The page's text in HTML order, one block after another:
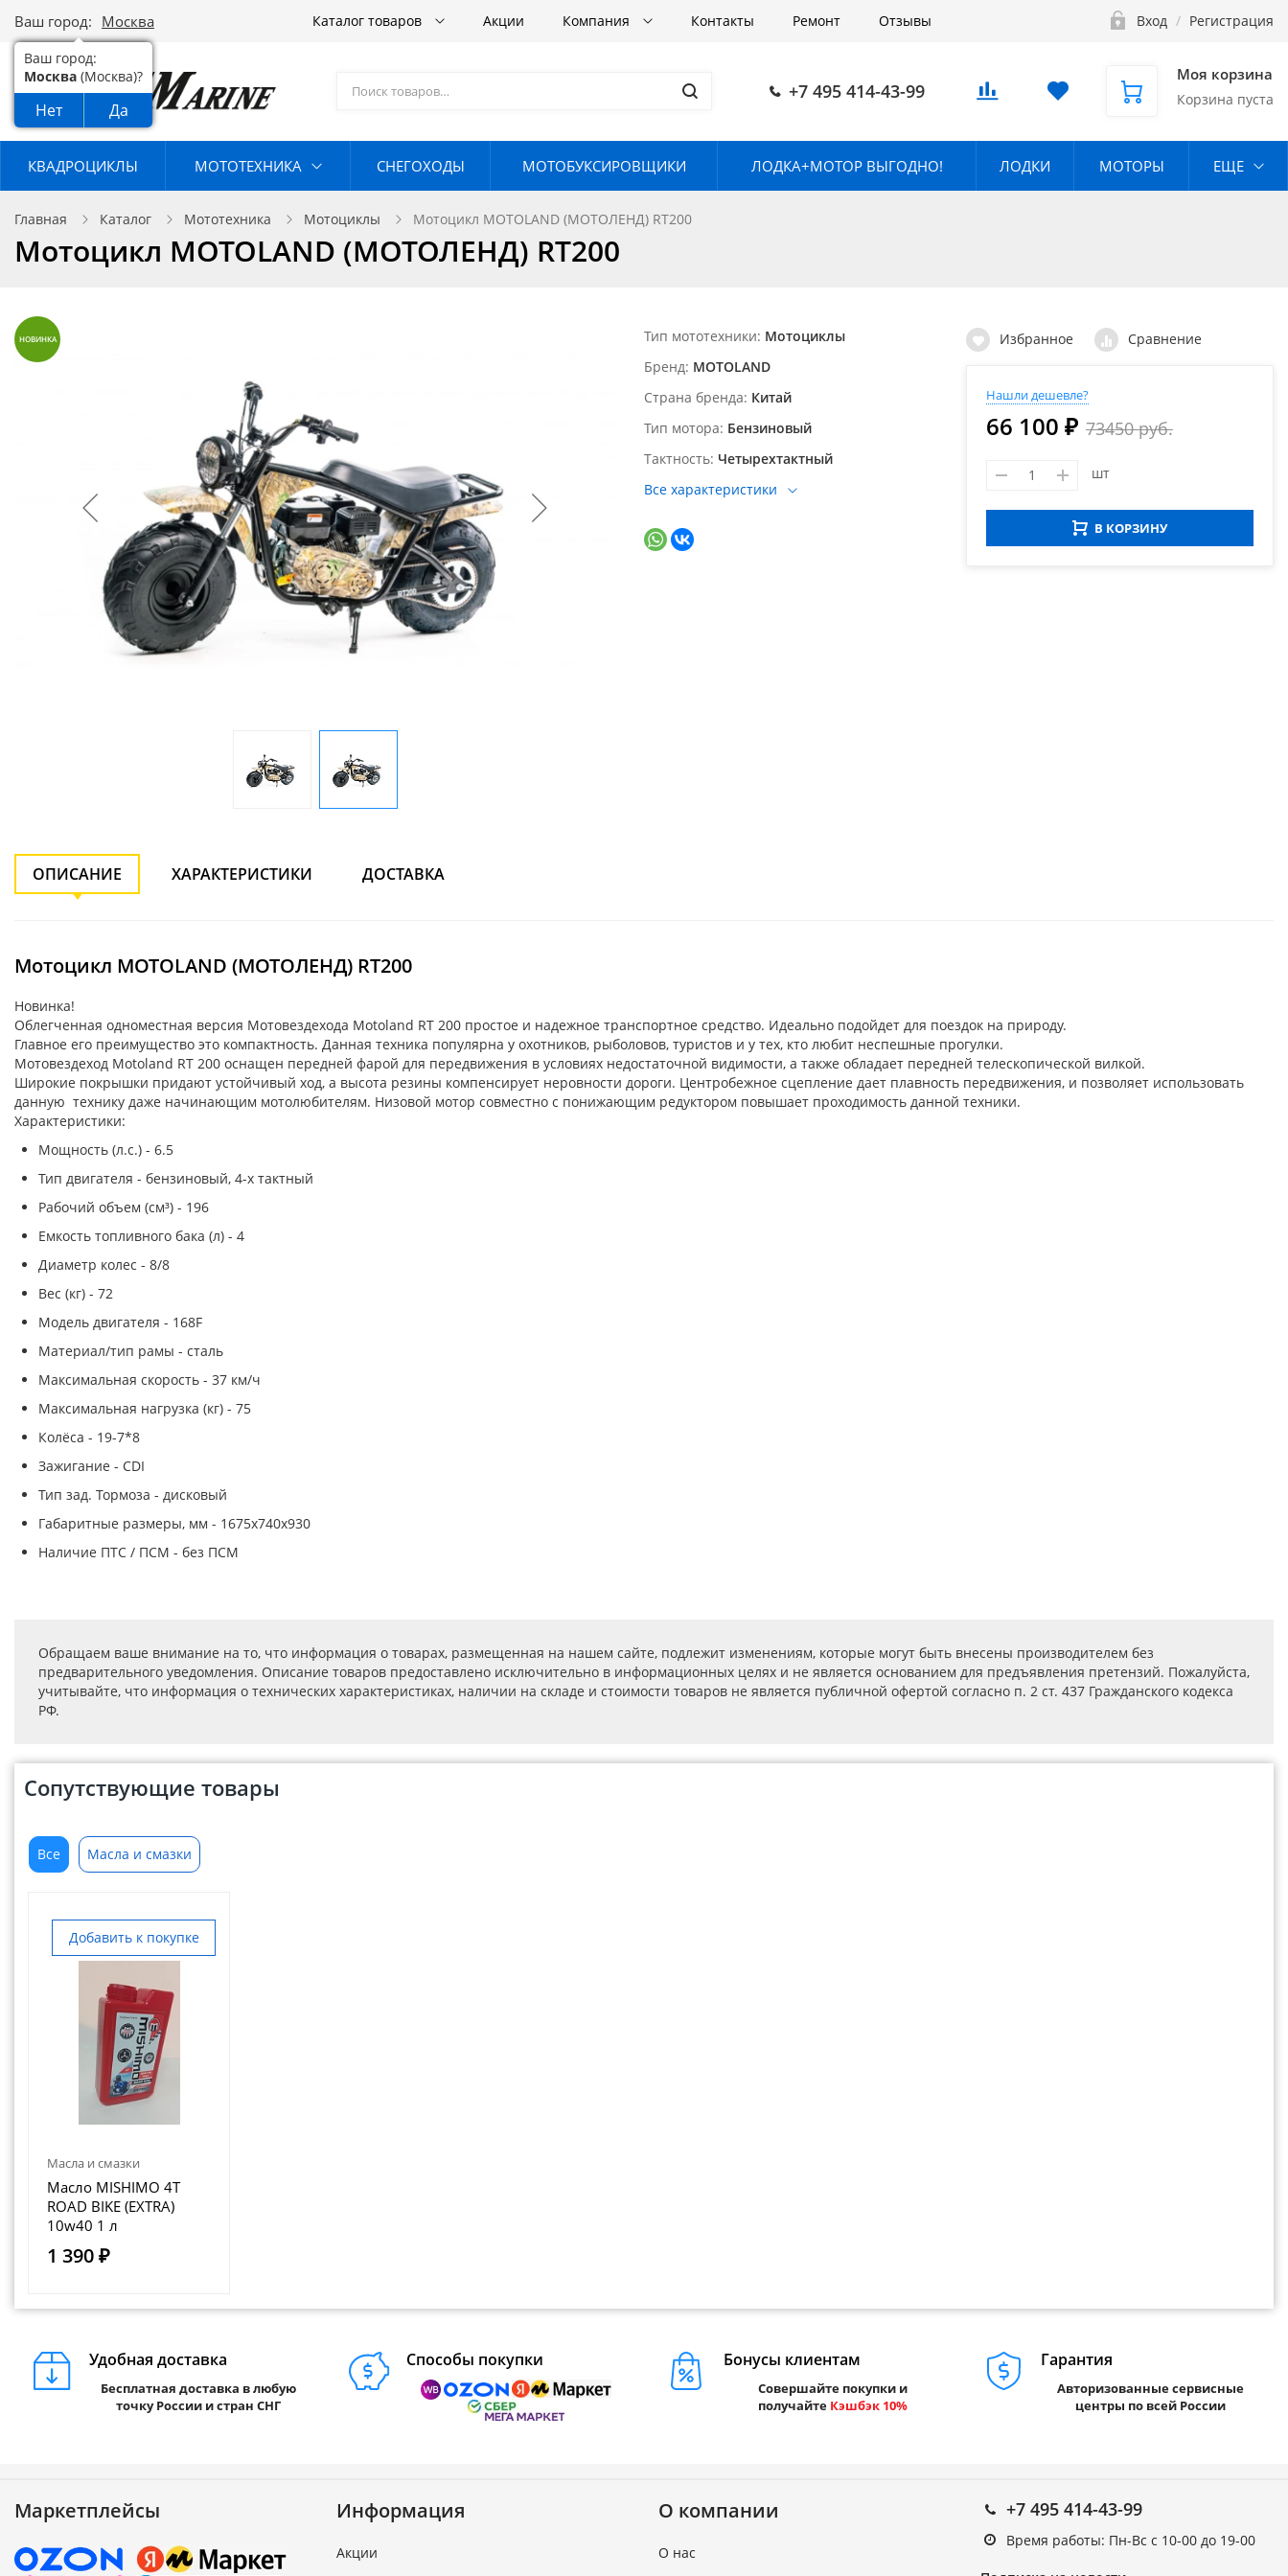
Ваш город: Москва
Ваш город:
Москва (Москва)?
Нет Да
Каталог товаров Акции Компания Контакты Ремонт Отзывы Вход / Регистрация
+7 495 414-43-99
Моя корзина
Корзина пуста
КВАДРОЦИКЛЫ МОТОТЕХНИКА СНЕГОХОДЫ МОТОБУКСИРОВЩИКИ ЛОДКА+МОТОР ВЫГОДНО! ЛОДКИ МОТОРЫ ЕЩЕ
Главная Каталог Мототехника Мотоциклы Мотоцикл MOTOLAND (МОТОЛЕНД) RT200
Мотоцикл MOTOLAND (МОТОЛЕНД) RT200
НОВИНКА Тип мототехники Мотоциклы
Бренд MOTOLAND
Страна бренда Китай
Тип мотора Бензиновый
Тактность Четырехтактный
Все характеристики
Избранное Сравнение
Нашли дешевле?
66 100 ₽ 73450 руб.
шт
В КОРЗИНУ
ОПИСАНИЕ ХАРАКТЕРИСТИКИ ДОСТАВКА
Мотоцикл MOTOLAND (МОТОЛЕНД) RT200
Новинка!
Облегченная одноместная версия Мотовездехода Motoland RT 200 простое и надежное транспортное средство. Идеально подойдет для поездок на природу.
Главное его преимущество это компактность. Данная техника популярна у охотников, рыболовов, туристов и у тех, кто любит неспешные прогулки.
Мотовездеход Motoland RT 200 оснащен передней фарой для передвижения в условиях недостаточной видимости, а также обладает передней телескопической вилкой.
Широкие покрышки придают устойчивый ход, а высота резины компенсирует неровности дороги. Центробежное сцепление дает плавность передвижения, и позволяет использовать
данную технику даже начинающим мотолюбителям. Низовой мотор совместно с понижающим редуктором повышает проходимость данной техники.
Характеристики:
Мощность (л.с.) - 6.5
Тип двигателя - бензиновый, 4-х тактный
Рабочий объем (см³) - 196
Емкость топливного бака (л) - 4
Диаметр колес - 8/8
Вес (кг) - 72
Модель двигателя - 168F
Материал/тип рамы - сталь
Максимальная скорость - 37 км/ч
Максимальная нагрузка (кг) - 75
Колёса - 19-7*8
Зажигание - CDI
Тип зад. Тормоза - дисковый
Габаритные размеры, мм - 1675х740х930
Наличие ПТС / ПСМ - без ПСМ
Обращаем ваше внимание на то, что информация о товарах, размещенная на нашем сайте, подлежит изменениям, которые могут быть внесены производителем без
предварительного уведомления. Описание товаров предоставлено исключительно в информационных целях и не является основанием для предъявления претензий. Пожалуйста,
учитывайте, что информация о технических характеристиках, наличии на складе и стоимости товаров не является публичной офертой согласно п. 2 ст. 437 Гражданского кодекса
РФ.
Сопутствующие товары
Все Масла и смазки
Добавить к покупке
Масла и смазки
Масло MISHIMO 4T
ROAD BIKE (EXTRA)
10w40 1 л
1 390 ₽
Удобная доставка
Бесплатная доставка в любую
точку России и стран СНГ
Способы покупки Бонусы клиентам
Совершайте покупки и
получайте Кэшбэк 10%
Гарантия
Авторизованные сервисные
центры по всей России
Маркетплейсы Информация
Акции
О компании
О нас
+7 495 414-43-99
Время работы: Пн-Вс с 10-00 до 19-00